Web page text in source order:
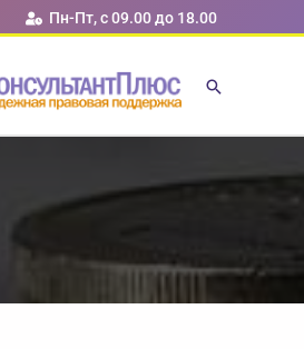
Пн-Пт, с 09.00 до 18.00